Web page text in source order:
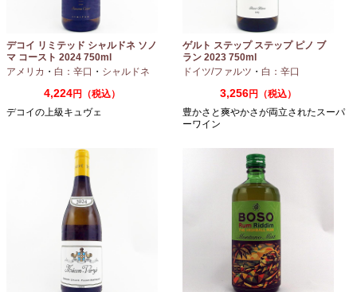
デコイ リミテッド シャルドネ ソノ
マ コースト 2024 750ml
アメリカ ・ 白：辛口 ・ シャルドネ
4,224円（税込）
デコイの上級キュヴェ
ゲルト ステップ ステップ ピノ ブ
ラン 2023 750ml
ドイツ/ファルツ ・ 白：辛口
3,256円（税込）
豊かさと爽やかさが両立されたスーパ
ーワイン